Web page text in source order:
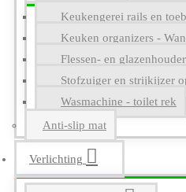
Keukengerei rails en
Keuken organizers -
Flessen- en
Stofzuiger en strijkijzer
Wasmachine - toilet rek
Anti-slip mat
Verlichting